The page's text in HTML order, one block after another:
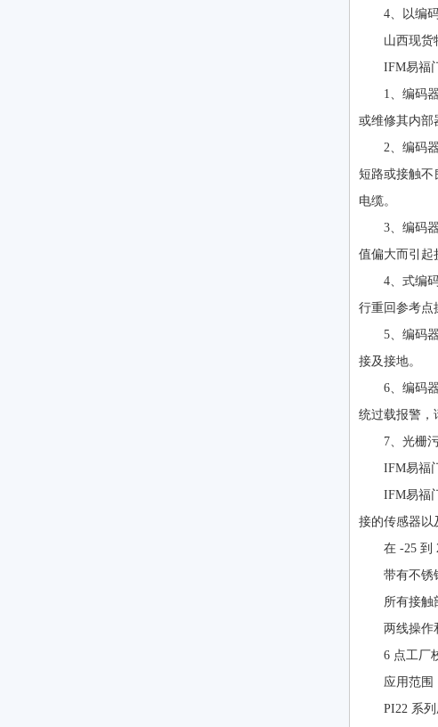
4、以编
山西现货
IFM易福
1、编码
或维修其内部
2、编码
短路或接触不
电缆。
3、编码
值偏大而引起
4、式编
行重回参考点
5、编码
接及接地。
6、编码
统过载报警，
7、光栅
IFM易福
IFM易福
接的传感器以
在 -25 到
带有不锈
所有接触
两线操作
6 点工厂
应用范围
PI22 系